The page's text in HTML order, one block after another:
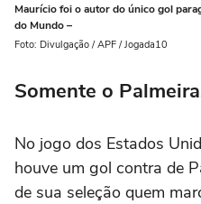
Maurício foi o autor do único gol
do Mundo –
Foto: Divulgação / APF / Jogada10
Somente o
No jogo dos Estados
houve um gol contra de
de sua seleção quem